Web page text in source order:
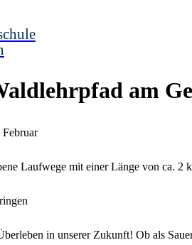
am
Laufwege mit einer Länge von ca. 2
in unserer Zukunft! Ob als